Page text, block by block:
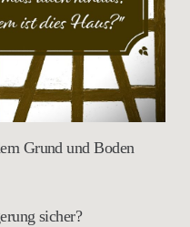
Grund und Boden
sicher?